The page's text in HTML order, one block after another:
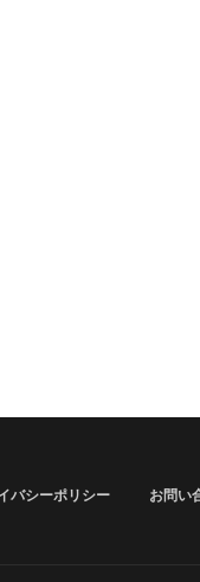
バシーポリシー お問い